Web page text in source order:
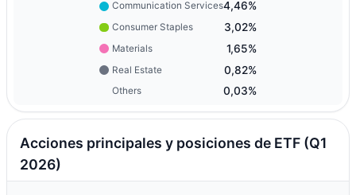
Communication Services4,46%
Consumer Staples 3,02%
Materials 1,65%
Real Estate 0,82%
Others 0,03%
Acciones principales y posiciones de ETF (Q1
2026)